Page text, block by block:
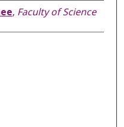
, Faculty of Science